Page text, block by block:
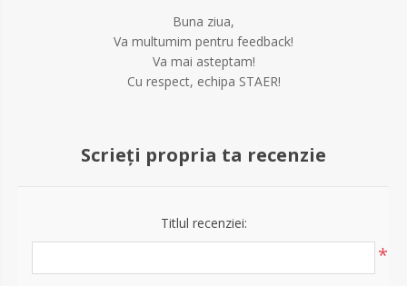
Buna ziua,
Va multumim pentru feedback!
Va mai asteptam!
Cu respect, echipa STAER!
Scrieți propria ta recenzie
Titlul recenziei:
*